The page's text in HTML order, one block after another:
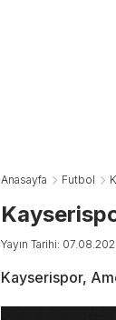
Anasayfa Futbol
Yayın Tarihi:
Kayserispor,